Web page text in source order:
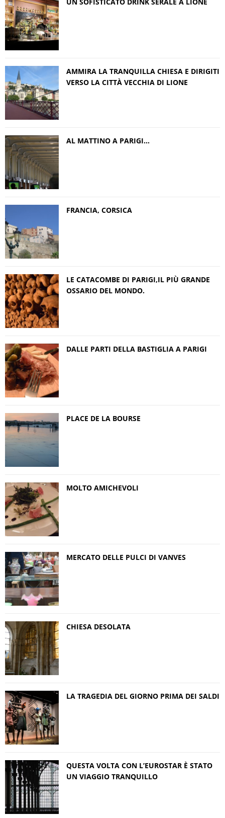
AMMIRA LA TRANQUILLA CHIESA E DIRIGITI
VERSO LA CITTÀ VECCHIA DI LIONE
AL MATTINO A PARIGI…
FRANCIA, CORSICA
LE CATACOMBE DI PARIGI,IL PIÙ GRANDE
OSSARIO DEL MONDO.
DALLE PARTI DELLA BASTIGLIA A PARIGI
PLACE DE LA BOURSE
MOLTO AMICHEVOLI
MERCATO DELLE PULCI DI VANVES
CHIESA DESOLATA
LA TRAGEDIA DEL GIORNO PRIMA DEI SALDI
QUESTA VOLTA CON L’EUROSTAR È STATO
UN VIAGGIO TRANQUILLO